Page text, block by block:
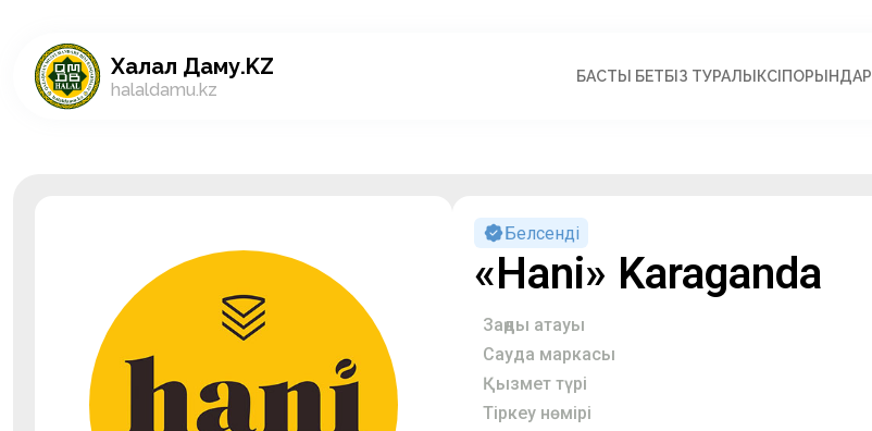
Халал Даму.KZ
halaldamu.kz
БАСТЫ БЕТБІЗ ТУРАЛЫ КӘСІПОРЫНДАР
Белсенді
«Hani» Karaganda
Заңды атауы
Сауда маркасы
Қызмет түрі
Тіркеу нөмірі